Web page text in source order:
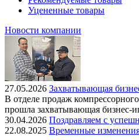
Уцененные товары
Новости компании
27.05.2026 Захватывающая
В отделе продаж
прошла захватывающая бизнес-
30.04.2026 Поздравляем с
22.08.2025 Временные